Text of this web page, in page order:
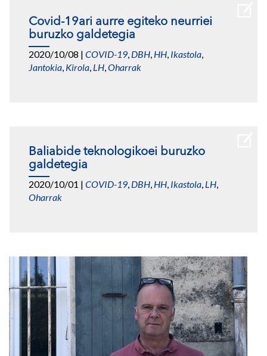
Covid-19ari aurre egiteko neurriei
buruzko galdetegia
2020/10/08 | COVID-19, DBH, HH, Ikastola,
Jantokia, Kirola, LH,Oharrak
Baliabide teknologikoei buruzko
galdetegia
2020/10/01 | COVID-19, DBH, HH, Ikastola, LH,
Oharrak